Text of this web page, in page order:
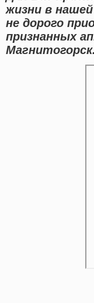
жизни в
не дорого
признанных
Магнитогорск.